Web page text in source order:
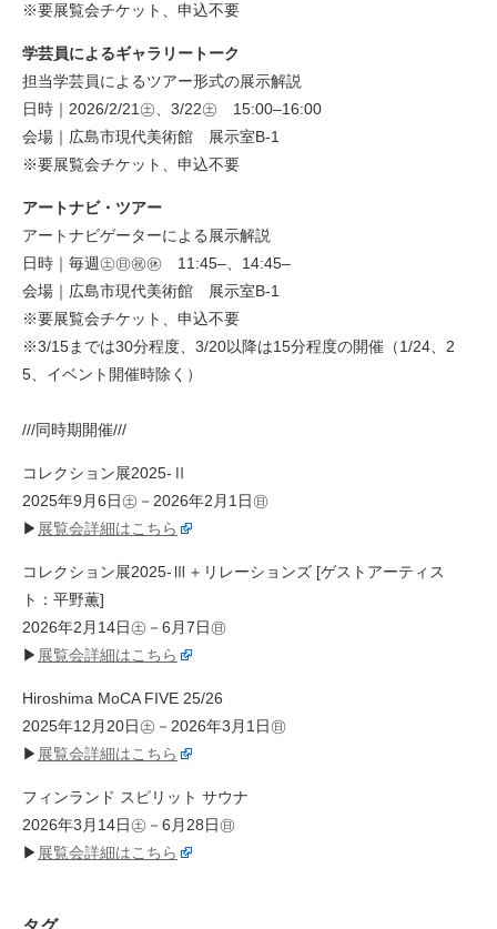
※要展覧会チケット、申込不要
学芸員によるギャラリートーク
担当学芸員によるツアー形式の展示解説
日時｜2026/2/21㊏、3/22㊏ 15:00–16:00
会場｜広島市現代美術館 展示室B-1
※要展覧会チケット、申込不要
アートナビ・ツアー
アートナビゲーターによる展示解説
日時｜毎週㊏㊐㊗︎㊡ 11:45–、14:45–
会場｜広島市現代美術館 展示室B-1
※要展覧会チケット、申込不要
※3/15までは30分程度、3/20以降は15分程度の開催（1/24、2
5、イベント開催時除く）
///同時期開催///
コレクション展2025-Ⅱ
2025年9月6日㊏－2026年2月1日㊐
▶ 展覧会詳細はこちら
コレクション展2025-Ⅲ＋リレーションズ [ゲストアーティス
ト：平野薫]
2026年2月14日㊏－6月7日㊐
▶ 展覧会詳細はこちら
Hiroshima MoCA FIVE 25/26
2025年12月20日㊏－2026年3月1日㊐
▶ 展覧会詳細はこちら
フィンランド スピリット サウナ
2026年3月14日㊏－6月28日㊐
▶ 展覧会詳細はこちら